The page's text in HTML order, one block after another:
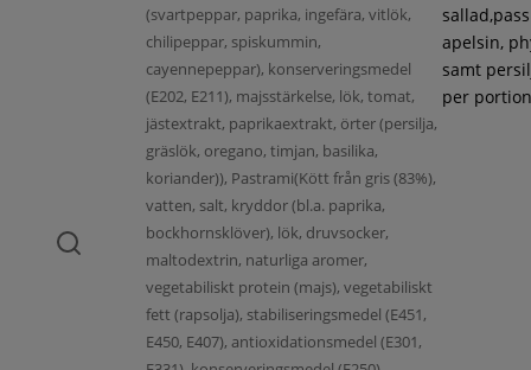
(svartpeppar, paprika, ingefära, vitlök,
chilipeppar, spiskummin,
cayennepeppar), konserveringsmedel
(E202, E211), majsstärkelse, lök, tomat,
jästextrakt, paprikaextrakt, örter (persilja,
gräslök, oregano, timjan, basilika,
koriander)), Pastrami(Kött från gris (83%),
vatten, salt, kryddor (bl.a. paprika,
bockhornsklöver), lök, druvsocker,
maltodextrin, naturliga aromer,
vegetabiliskt protein (majs), vegetabiliskt
fett (rapsolja), stabiliseringsmedel (E451,
E450, E407), antioxidationsmedel (E301,
apelsin,
samt
per